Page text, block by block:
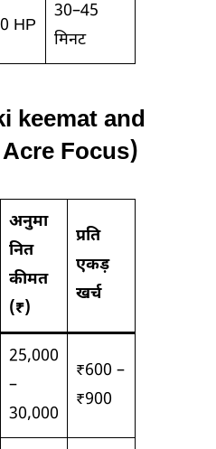
HP
30–45
मिनट
keemat and
Focus)
अनुमा
नित
कीमत
(₹)
प्रति
एकड़
खर्च
25,000
–
30,000
₹600 –
₹900